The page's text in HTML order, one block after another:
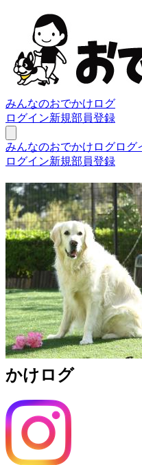
みんなのおでかけログ
ログイン新規部員登録
みんなのおでかけログログ
ログイン新規部員登録
かけログ